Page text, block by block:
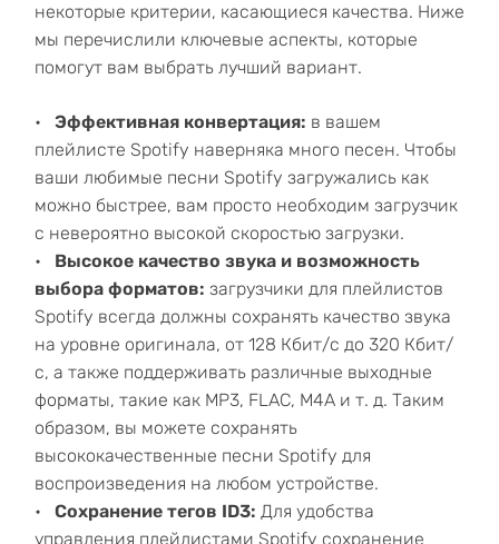
некоторые критерии, касающиеся качества. Ниже
мы перечислили ключевые аспекты, которые
помогут вам выбрать лучший вариант.
Эффективная конвертация: в вашем
плейлисте Spotify наверняка много песен. Чтобы
ваши любимые песни Spotify загружались как
можно быстрее, вам просто необходим загрузчик
с невероятно высокой скоростью загрузки.
Высокое качество звука и возможность
выбора форматов: загрузчики для плейлистов
Spotify всегда должны сохранять качество звука
на уровне оригинала, от 128 Кбит/с до 320 Кбит/
с, а также поддерживать различные выходные
форматы, такие как MP3, FLAC, M4A и т. д. Таким
образом, вы можете сохранять
высококачественные песни Spotify для
воспроизведения на любом устройстве.
Сохранение тегов ID3: Для удобства
управления плейлистами Spotify сохранение